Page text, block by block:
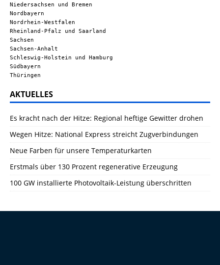
Niedersachsen und Bremen
Nordbayern
Nordrhein-Westfalen
Rheinland-Pfalz und Saarland
Sachsen
Sachsen-Anhalt
Schleswig-Holstein und Hamburg
Südbayern
Thüringen
AKTUELLES
Es kracht nach der Hitze: Regional heftige Gewitter drohen
Wegen Hitze: National Express streicht Zugverbindungen
Neue Farben für unsere Temperaturkarten
Erstmals über 130 Prozent regenerative Erzeugung
100 GW installierte Photovoltaik-Leistung überschritten